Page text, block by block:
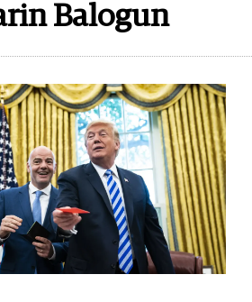
Balogun